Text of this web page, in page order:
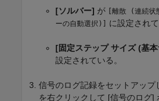
[ソルバー] が [離散 (連続状
ーの自動選択)] に設定されて
[固定ステップ サイズ (基
設定されている。
信号のログ記録をセットアッ
を右クリックして [信号のログ]